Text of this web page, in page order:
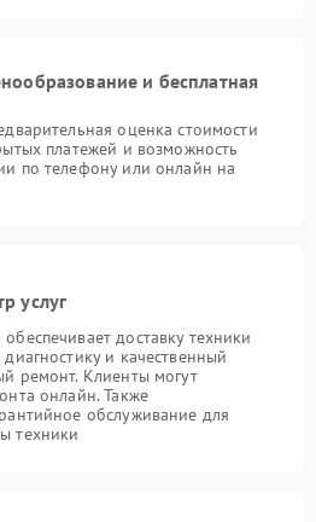
и бесплатная
оценка стоимости
платежей и возможность
по телефону или онлайн на
услуг
доставку техники
и качественный
ремонт. Клиенты могут
онлайн. Также
обслуживание для
техники